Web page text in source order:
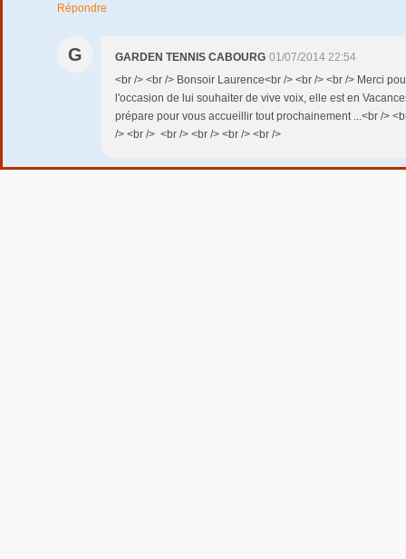
Répondre
G GARDEN TENNIS CABOURG 01/07/2014 22:54
<br /> <br /> Bonsoir Laurence<br /> <br /> <br /> Merci
l'occasion de lui souhaiter de vive voix, elle est en
prépare pour vous accueillir tout prochainement ...<br />
/> <br /> <br /> <br /> <br /> <br />